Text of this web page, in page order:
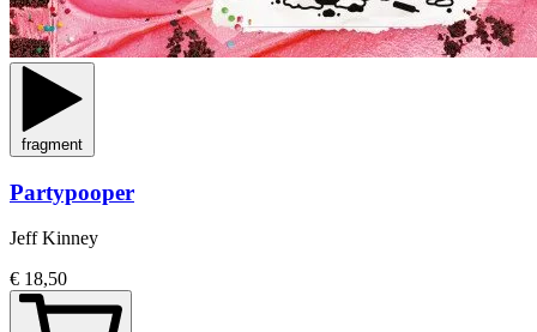
fragment
Partypooper
Jeff Kinney
€ 18,50